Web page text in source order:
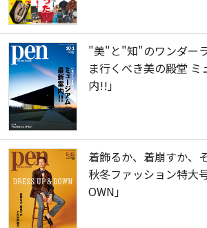
"美"と"知"のワンダー
ま行くべき美の殿堂 ミ
内!!」
着飾るか、着崩すか、
秋冬ファッション特大
OWN」